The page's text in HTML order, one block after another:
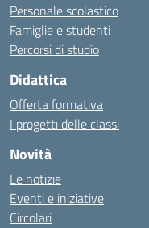
Personale scolastico
Famiglie e studenti
Percorsi di studio
Didattica
Offerta formativa
I progetti delle classi
Novità
Le notizie
Eventi e iniziative
Circolari